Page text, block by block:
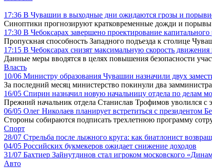
17:36 В Чувашии в выходные дни ожидаются грозы и
Синоптики прогнозируют кратковременные дожди и порывы
17:30 В Чебоксарах завершено проектирование
Пропускная способность Западного подъезда к столице
17:15 В Чебоксарах снизят максимальную скорость движения
Данные меры вводятся в целях повышения безопасности
Власть
10/06 Министру образования Чувашии назначили двух
За последний месяц министерство покинули два замминистра
16/05 Спирин назначил новую начальницу отдела по делам
Прежний начальник отдела Станислав Трофимов уволился с
06/05 Олег Николаев планирует встретиться с президентом
Стороны собираются подписать трехлетнюю программу
Спорт
28/07 Стрельба после лыжного круга: как биатлонист
04/05 Российских букмекеров ожидает снижение доходов
31/07 Бахтиер Зайнутдинов стал игроком московского
Авто